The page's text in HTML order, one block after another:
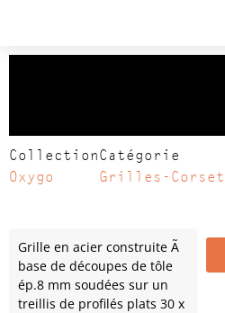
Collection
Oxygo
Catégorie
Grilles-
Grille en acier construite Ã
base de découpes de tôle
ép.8 mm soudées sur un
treillis de profilés plats 30 x